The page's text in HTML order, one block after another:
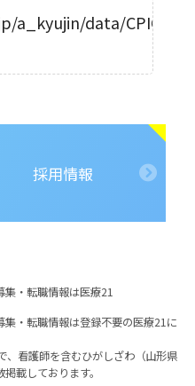
採用情報
集・転職情報は医療21
・転職情報は登録不要の医療21に
、看護師を含むひがしざわ（山形県
載しております。